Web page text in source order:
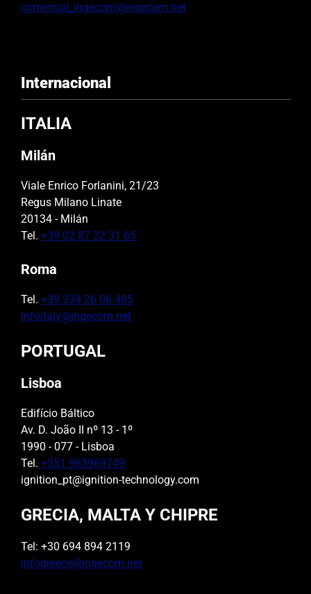
comercial_ingecom@ingecom.net
Internacional
ITALIA
Milán
Viale Enrico Forlanini, 21/23
Regus Milano Linate
20134 - Milán
Tel. +39 02 87 32 31 65
Roma
Tel. +39 339 26 06 485
infoitaly@ingecom.net
PORTUGAL
Lisboa
Edifício Báltico
Av. D. João II nº 13 - 1º
1990 - 077 - Lisboa
Tel. +351 963969749
ignition_pt@ignition-technology.com
GRECIA, MALTA Y CHIPRE
Tel: +30 694 894 2119
infogreece@ingecom.net